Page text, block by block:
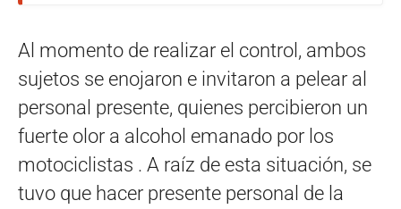
Al momento de realizar el control, ambos
sujetos se enojaron e invitaron a pelear al
personal presente, quienes percibieron un
fuerte olor a alcohol emanado por los
motociclistas . A raíz de esta situación, se
tuvo que hacer presente personal de la